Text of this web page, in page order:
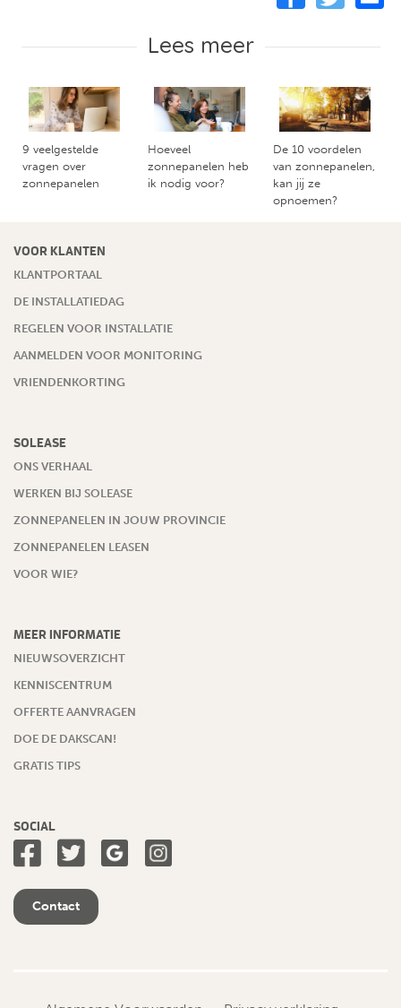
Lees meer
9 veelgestelde
vragen over
zonnepanelen
Hoeveel
zonnepanelen heb
ik nodig voor?
De 10 voordelen
van zonnepanelen,
kan jij ze
opnoemen?
VOOR KLANTEN
KLANTPORTAAL
DE INSTALLATIEDAG
REGELEN VOOR INSTALLATIE
AANMELDEN VOOR MONITORING
VRIENDENKORTING
SOLEASE
ONS VERHAAL
WERKEN BIJ SOLEASE
ZONNEPANELEN IN JOUW PROVINCIE
ZONNEPANELEN LEASEN
VOOR WIE?
MEER INFORMATIE
NIEUWSOVERZICHT
KENNISCENTRUM
OFFERTE AANVRAGEN
DOE DE DAKSCAN!
GRATIS TIPS
SOCIAL
Contact